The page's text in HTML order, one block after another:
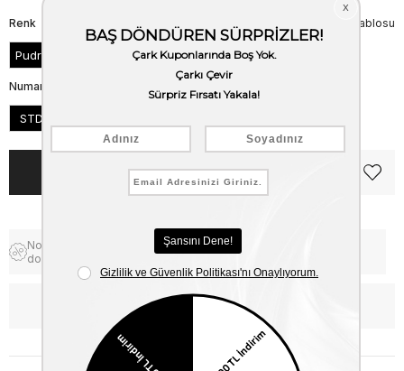
Beden Tablosu
Renk
Pudra
Numara
STD
Notify me when the price goes
down
WhatsApp’tan Bilgi Al